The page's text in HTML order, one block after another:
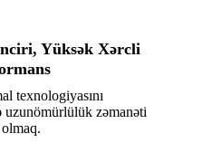
Yüksək Xərcli
texnologiyasını
uzunömürlülük zəmanəti